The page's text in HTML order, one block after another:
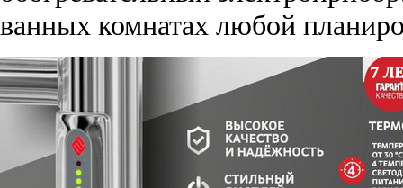
ванных комнатах любой